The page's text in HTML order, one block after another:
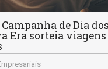
Campanha de Dia
Era sorteia